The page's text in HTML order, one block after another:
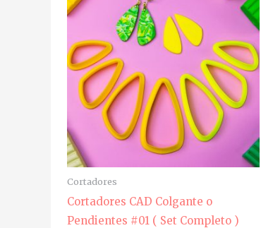
Cortadores
Cortadores CAD Colgante o
Pendientes #01 ( Set Completo )